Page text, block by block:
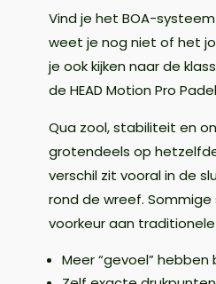
Vind je het BOA-
weet je nog niet of het
je ook kijken naar de
de HEAD Motion Pro
Qua zool, stabiliteit en
grotendeels op
verschil zit vooral in de
rond de wreef.
voorkeur aan
Meer “gevoel”